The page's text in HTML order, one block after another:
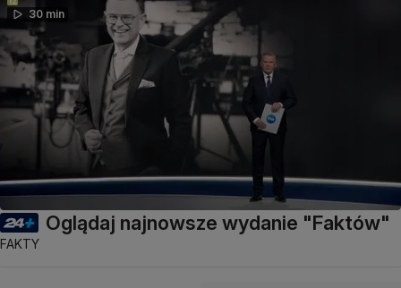
30 min
Oglądaj najnowsze wydanie "Faktów"
FAKTY